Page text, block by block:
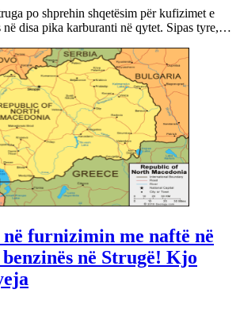
po shprehin shqetësim për kufizimet e
në disa pika karburanti në qytet. Sipas tyre,…
furnizimin me naftë në
në Strugë! Kjo